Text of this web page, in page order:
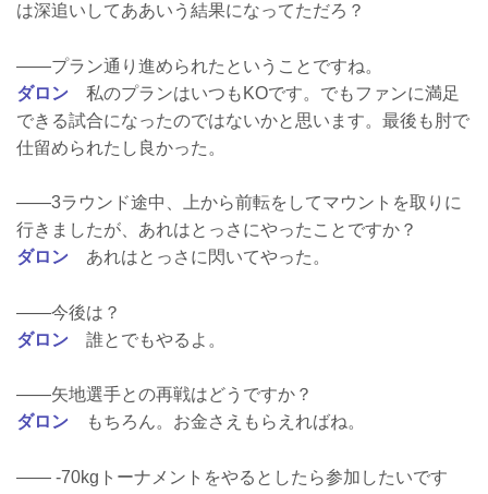
は深追いしてああいう結果になってただろ？
――プラン通り進められたということですね。
ダロン 私のプランはいつもKOです。でもファンに満足
できる試合になったのではないかと思います。最後も肘で
仕留められたし良かった。
――3ラウンド途中、上から前転をしてマウントを取りに
行きましたが、あれはとっさにやったことですか？
ダロン あれはとっさに閃いてやった。
――今後は？
ダロン 誰とでもやるよ。
――矢地選手との再戦はどうですか？
ダロン もちろん。お金さえもらえればね。
―― -70kgトーナメントをやるとしたら参加したいです